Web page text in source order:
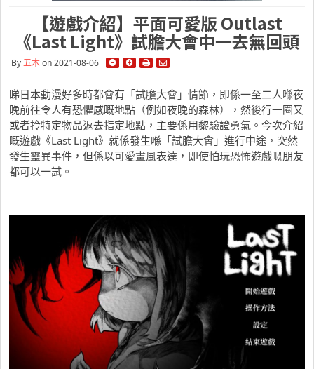
【遊戲介紹】平面可愛版 Outlast
《Last Light》試膽大會中一去無回頭
By五木on 2021-08-06
睇日本動漫好多時都會有「試膽大會」情節，即係一至二人喺夜
晚前往令人有恐懼感嘅地點（例如夜晚的森林），然後行一圈又
或者拎特定物品返去指定地點，主要係用黎驗證勇氣。今次介紹
嘅遊戲《Last Light》就係發生喺「試膽大會」進行中途，突然
發生靈異事件，但係以可愛畫風表達，即使怕玩恐怖遊戲嘅朋友
都可以一試。